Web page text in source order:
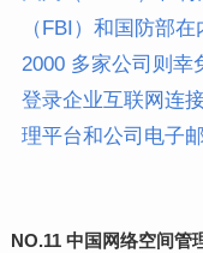
（FBI）和国防部
2000 多家公司则幸
登录企业互联网连
理平台和公司电子
NO.11 中国网络空间管